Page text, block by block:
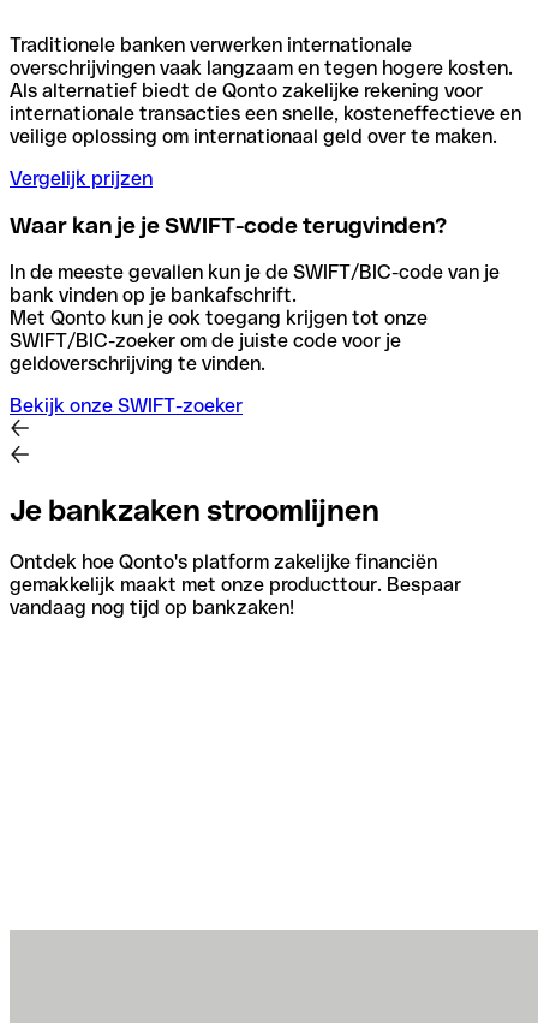
Traditionele banken verwerken internationale
overschrijvingen vaak langzaam en tegen hogere kosten.
Als alternatief biedt de Qonto zakelijke rekening voor
internationale transacties een snelle, kosteneffectieve en
veilige oplossing om internationaal geld over te maken.
Vergelijk prijzen
Waar kan je je SWIFT-code terugvinden?
In de meeste gevallen kun je de SWIFT/BIC-code van je
bank vinden op je bankafschrift.
Met Qonto kun je ook toegang krijgen tot onze
SWIFT/BIC-zoeker om de juiste code voor je
geldoverschrijving te vinden.
Bekijk onze SWIFT-zoeker
Je bankzaken stroomlijnen
Ontdek hoe Qonto's platform zakelijke financiën
gemakkelijk maakt met onze producttour. Bespaar
vandaag nog tijd op bankzaken!